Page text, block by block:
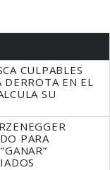
CULPABLES
DERROTA EN EL
SU
PARA